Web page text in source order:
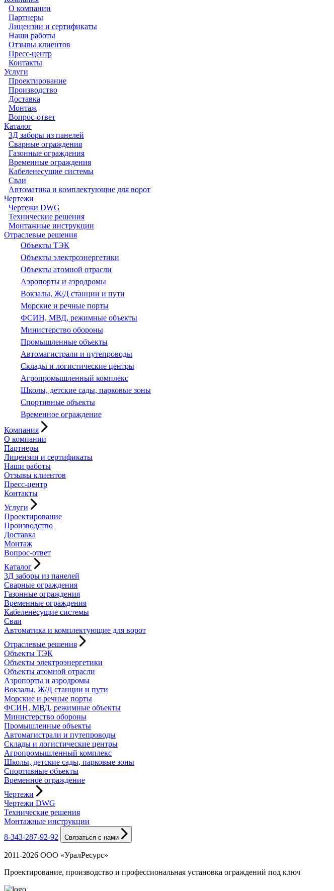
О компании
Партнеры
Лицензии и сертификаты
Наши работы
Отзывы клиентов
Пресс-центр
Контакты
Услуги
Проектирование
Производство
Доставка
Монтаж
Вопрос-ответ
Каталог
3Д заборы из панелей
Сварные ограждения
Газонные ограждения
Временные ограждения
Кабеленесущие системы
Cваи
Автоматика и комплектующие для ворот
Чертежи
Чертежи DWG
Технические решения
Монтажные инструкции
Отраслевые решения
Объекты ТЭК
Объекты электроэнергетики
Объекты атомной отрасли
Аэропорты и аэродромы
Вокзалы, Ж/Д станции и пути
Морские и речные порты
ФСИН, МВД, режимные объекты
Министерство обороны
Промышленные объекты
Автомагистрали и путепроводы
Склады и логистические центры
Агропромышленный комплекс
Школы, детские сады, парковые зоны
Спортивные объекты
Временное ограждение
Компания
О компании
Партнеры
Лицензии и сертификаты
Наши работы
Отзывы клиентов
Пресс-центр
Контакты
Услуги
Проектирование
Производство
Доставка
Монтаж
Вопрос-ответ
Каталог
3Д заборы из панелей
Сварные ограждения
Газонные ограждения
Временные ограждения
Кабеленесущие системы
Cваи
Автоматика и комплектующие для ворот
Отраслевые решения
Объекты ТЭК
Объекты электроэнергетики
Объекты атомной отрасли
Аэропорты и аэродромы
Вокзалы, Ж/Д станции и пути
Морские и речные порты
ФСИН, МВД, режимные объекты
Министерство обороны
Промышленные объекты
Автомагистрали и путепроводы
Склады и логистические центры
Агропромышленный комплекс
Школы, детские сады, парковые зоны
Спортивные объекты
Временное ограждение
Чертежи
Чертежи DWG
Технические решения
Монтажные инструкции
8-343-287-92-92
Связаться с нами
2011-2026 ООО «УралРесурс»
Проектирование, производство и профессиональная установка ограждений под ключ